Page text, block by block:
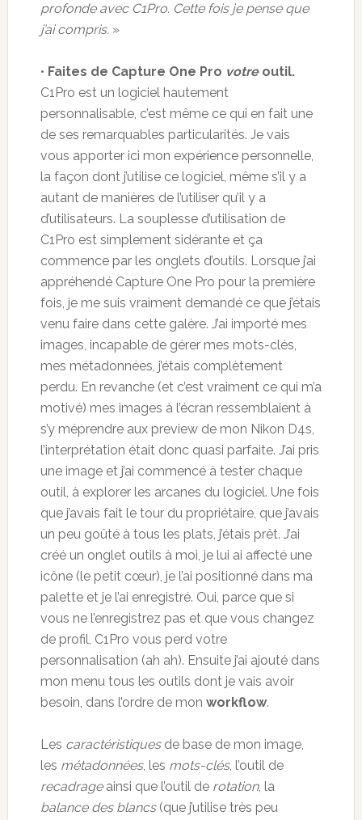
profonde avec C1Pro. Cette fois je pense que
j’ai compris.»
• Faites de Capture One Pro votreoutil.
C1Pro est un logiciel hautement
personnalisable, c’est même ce qui en fait une
de ses remarquables particularités. Je vais
vous apporter ici mon expérience personnelle,
la façon dont j’utilise ce logiciel, même s’il y a
autant de manières de l’utiliser qu’il y a
d’utilisateurs. La souplesse d’utilisation de
C1Pro est simplement sidérante et ça
commence par les onglets d’outils. Lorsque j’ai
appréhendé Capture One Pro pour la première
fois, je me suis vraiment demandé ce que j’étais
venu faire dans cette galère. J’ai importé mes
images, incapable de gérer mes mots-clés,
mes métadonnées, j’étais complètement
perdu. En revanche (et c’est vraiment ce qui m’a
motivé) mes images à l’écran ressemblaient à
s’y méprendre aux preview de mon Nikon D4s,
l’interprétation était donc quasi parfaite. J’ai pris
une image et j’ai commencé à tester chaque
outil, à explorer les arcanes du logiciel. Une fois
que j’avais fait le tour du propriétaire, que j’avais
un peu goûté à tous les plats, j’étais prêt. J’ai
créé un onglet outils à moi, je lui ai affecté une
icône (le petit cœur), je l’ai positionné dans ma
palette et je l’ai enregistré. Oui, parce que si
vous ne l’enregistrez pas et que vous changez
de profil, C1Pro vous perd votre
personnalisation (ah ah). Ensuite j’ai ajouté dans
mon menu tous les outils dont je vais avoir
besoin, dans l’ordre de mon workflow.
Les caractéristiquesde base de mon image,
les métadonnées, les mots-clés, l’outil de
recadrageainsi que l’outil de rotation, la
balance des blancs(que j’utilise très peu